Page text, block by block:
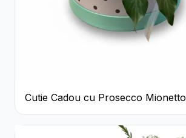
Cutie Cadou cu Prosecco Mionetto
Ferrero Rocher și Flori Pastelate